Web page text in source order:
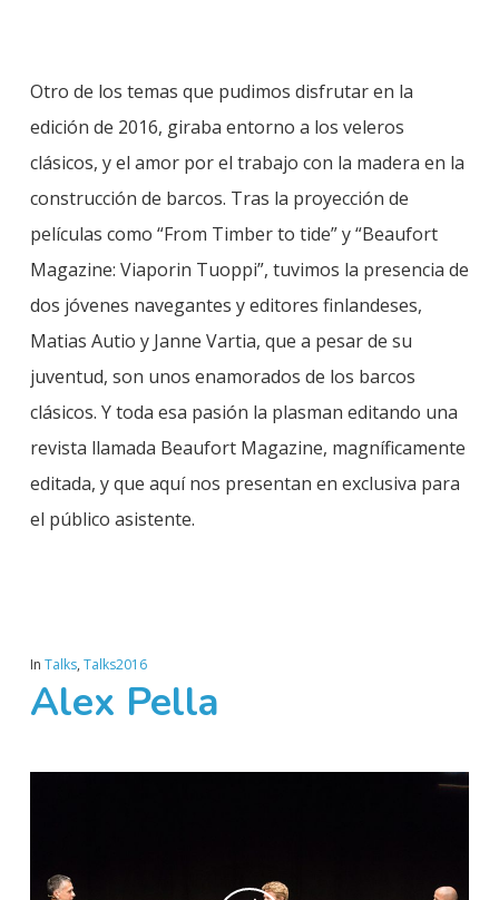
Otro de los temas que pudimos disfrutar en la
edición de 2016, giraba entorno a los veleros
clásicos, y el amor por el trabajo con la madera en la
construcción de barcos. Tras la proyección de
películas como “From Timber to tide” y “Beaufort
Magazine: Viaporin Tuoppi”, tuvimos la presencia de
dos jóvenes navegantes y editores finlandeses,
Matias Autio y Janne Vartia, que a pesar de su
juventud, son unos enamorados de los barcos
clásicos. Y toda esa pasión la plasman editando una
revista llamada Beaufort Magazine, magníficamente
editada, y que aquí nos presentan en exclusiva para
el público asistente.
In Talks, Talks2016
Alex Pella
Play Video
Play Video